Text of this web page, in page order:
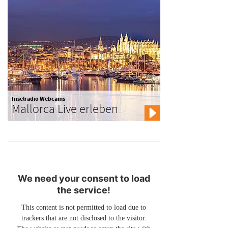
Inselradio Webcams
Mallorca Live erleben
We need your consent to load
the service!
This content is not permitted to load due to
trackers that are not disclosed to the visitor.